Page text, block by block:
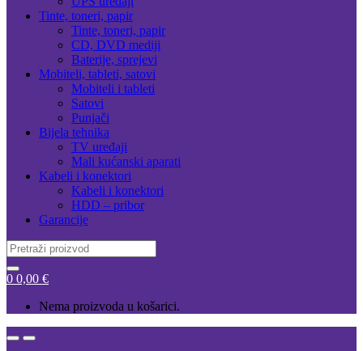
Tinte, toneri, papir
Tinte, toneri, papir
CD, DVD mediji
Baterije, sprejevi
Mobiteli, tableti, satovi
Mobiteli i tableti
Satovi
Punjači
Bijela tehnika
TV uređaji
Mali kućanski aparati
Kabeli i konektori
Kabeli i konektori
HDD – pribor
Garancije
Search
for:
0 0,00 €
Nema proizvoda u košarici.
OpenClose